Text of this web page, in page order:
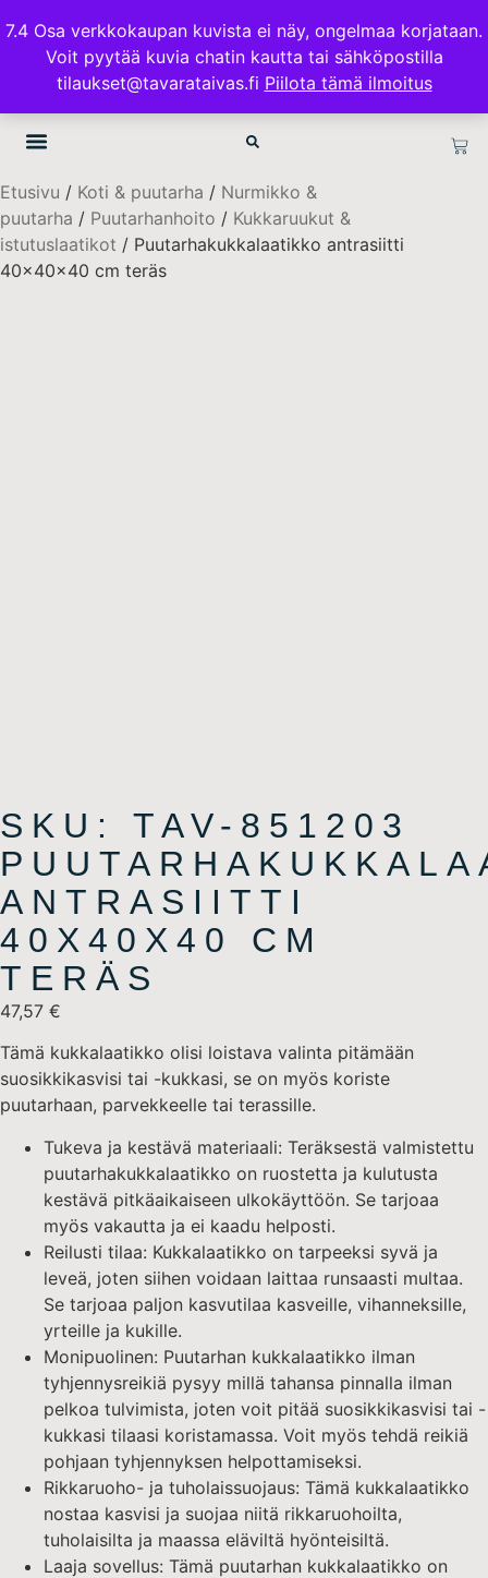
7.4 Osa verkkokaupan kuvista ei näy, ongelmaa korjataan.
Voit pyytää kuvia chatin kautta tai sähköpostilla
tilaukset@tavarataivas.fi Piilota tämä ilmoitus
ILMAINEN TOIMITUS 100€ TILAUKSISSA
TAVARATAIVAS.FI
Etusivu / Koti & puutarha / Nurmikko &
puutarha / Puutarhanhoito / Kukkaruukut &
istutuslaatikot / Puutarhakukkalaatikko antrasiitti
40x40x40 cm teräs
SKU: TAV-851203
ANTRASIITTI
40X40X40 CM
TERÄS
47,57 €
Tämä kukkalaatikko olisi loistava valinta pitämään
suosikkikasvisi tai -kukkasi, se on myös koriste
puutarhaan, parvekkeelle tai terassille.
Tukeva ja kestävä materiaali: Teräksestä valmistettu
puutarhakukkalaatikko on ruostetta ja kulutusta
kestävä pitkäaikaiseen ulkokäyttöön. Se tarjoaa
myös vakautta ja ei kaadu helposti.
Reilusti tilaa: Kukkalaatikko on tarpeeksi syvä ja
leveä, joten siihen voidaan laittaa runsaasti multaa.
Se tarjoaa paljon kasvutilaa kasveille, vihanneksille,
yrteille ja kukille.
Monipuolinen: Puutarhan kukkalaatikko ilman
tyhjennysreikiä pysyy millä tahansa pinnalla ilman
pelkoa tulvimista, joten voit pitää suosikkikasvisi tai -
kukkasi tilaasi koristamassa. Voit myös tehdä reikiä
pohjaan tyhjennyksen helpottamiseksi.
Rikkaruoho- ja tuholaissuojaus: Tämä kukkalaatikko
nostaa kasvisi ja suojaa niitä rikkaruohoilta,
tuholaisilta ja maassa eläviltä hyönteisiltä.
Laaja sovellus: Tämä puutarhan kukkalaatikko on